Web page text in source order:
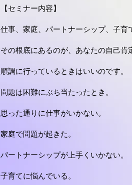
​【セミナー内容】
仕事、家庭、パートナーシップ、子育
その根底にあるのが、あなたの自己肯
順調に行っているときはいいのです。
問題は困難にぶち当たったとき。
思った通りに仕事がいかない。
家庭で問題が起きた。
パートナーシップが上手くいかない。
子育てに悩んでいる。